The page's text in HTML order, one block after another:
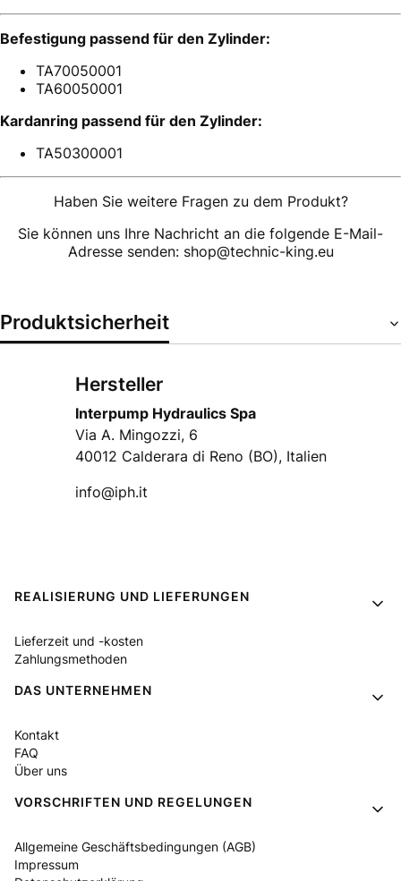
Befestigung passend für den Zylinder:
TA70050001
TA60050001
Kardanring passend für den Zylinder:
TA50300001
Haben Sie weitere Fragen zu dem Produkt?
Sie können uns Ihre Nachricht an die folgende E-Mail-
Adresse senden: shop@technic-king.eu
Produktsicherheit
Hersteller
Interpump Hydraulics Spa
Via A. Mingozzi, 6
40012 Calderara di Reno (BO), Italien
info@iph.it
Fußzeilenmenü
REALISIERUNG UND LIEFERUNGEN
Lieferzeit und -kosten
Zahlungsmethoden
DAS UNTERNEHMEN
Kontakt
FAQ
Über uns
VORSCHRIFTEN UND REGELUNGEN
Allgemeine Geschäftsbedingungen (AGB)
Impressum